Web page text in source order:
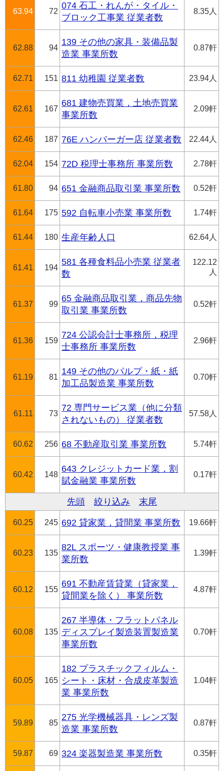
63.94 72
074 石工・れんが・タイル・
ブロック工事業 従業者数
8.35人
62.88 94
139 その他の家具・装備品製
造業 事業所数
0.87軒
62.71 151 811 幼稚園 従業者数 23.94人
62.61 167
681 建物売買業，土地売買業
事業所数
2.09軒
62.46 187 76E ハンバーガー店 従業者数 22.44人
62.04 154 72D 税理士事務所 事業所数 2.78軒
61.80 94 651 金融商品取引業 事業所数 0.52軒
61.64 175 592 自転車小売業 事業所数 1.74軒
61.44 180 生産年齢人口 62.64人
61.41 194
581 各種食料品小売業 従業者
数
122.12
人
61.37 99
65 金融商品取引業，商品先物
取引業 事業所数
0.52軒
61.36 159
724 公認会計士事務所，税理
士事務所 事業所数
2.96軒
61.19 81
149 その他のパルプ・紙・紙
加工品製造業 事業所数
0.70軒
61.11 73
72 専門サービス業（他に分類
されないもの） 従業者数
57.58人
60.62 256 68 不動産取引業 事業所数 5.74軒
60.42 148
643 クレジットカード業，割
賦金融業 事業所数
0.17軒
先頭 絞り込み 末尾
60.25 245 692 貸家業，貸間業 事業所数 19.66軒
60.23 135
82L スポーツ・健康教授業 事
業所数
1.39軒
60.12 155
691 不動産賃貸業（貸家業，
貸間業を除く） 事業所数
4.87軒
60.08 135
267 半導体・フラットパネル
ディスプレイ製造装置製造業
事業所数
0.70軒
60.05 165
182 プラスチックフィルム・
シート・床材・合成皮革製造
業 事業所数
1.04軒
59.89 85
275 光学機械器具・レンズ製
造業 事業所数
0.87軒
59.87 69 324 楽器製造業 事業所数 0.35軒